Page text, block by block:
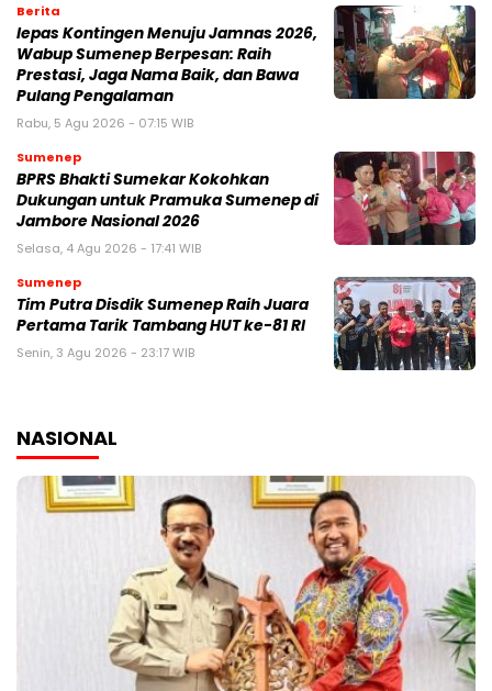
Berita
lepas Kontingen Menuju Jamnas 2026,
Wabup Sumenep Berpesan: Raih
Prestasi, Jaga Nama Baik, dan Bawa
Pulang Pengalaman
Rabu, 5 Agu 2026 - 07:15 WIB
Sumenep
BPRS Bhakti Sumekar Kokohkan
Dukungan untuk Pramuka Sumenep di
Jambore Nasional 2026
Selasa, 4 Agu 2026 - 17:41 WIB
Sumenep
Tim Putra Disdik Sumenep Raih Juara
Pertama Tarik Tambang HUT ke-81 RI
Senin, 3 Agu 2026 - 23:17 WIB
NASIONAL